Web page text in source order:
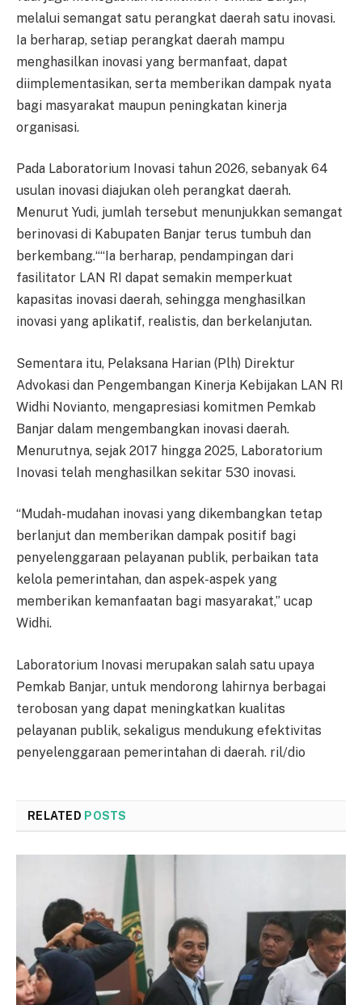
melalui semangat satu perangkat daerah satu inovasi.
Ia berharap, setiap perangkat daerah mampu
menghasilkan inovasi yang bermanfaat, dapat
diimplementasikan, serta memberikan dampak nyata
bagi masyarakat maupun peningkatan kinerja
organisasi.
Pada Laboratorium Inovasi tahun 2026, sebanyak 64
usulan inovasi diajukan oleh perangkat daerah.
Menurut Yudi, jumlah tersebut menunjukkan semangat
berinovasi di Kabupaten Banjar terus tumbuh dan
berkembang.““Ia berharap, pendampingan dari
fasilitator LAN RI dapat semakin memperkuat
kapasitas inovasi daerah, sehingga menghasilkan
inovasi yang aplikatif, realistis, dan berkelanjutan.
Sementara itu, Pelaksana Harian (Plh) Direktur
Advokasi dan Pengembangan Kinerja Kebijakan LAN RI
Widhi Novianto, mengapresiasi komitmen Pemkab
Banjar dalam mengembangkan inovasi daerah.
Menurutnya, sejak 2017 hingga 2025, Laboratorium
Inovasi telah menghasilkan sekitar 530 inovasi.
“Mudah-mudahan inovasi yang dikembangkan tetap
berlanjut dan memberikan dampak positif bagi
penyelenggaraan pelayanan publik, perbaikan tata
kelola pemerintahan, dan aspek-aspek yang
memberikan kemanfaatan bagi masyarakat,” ucap
Widhi.
Laboratorium Inovasi merupakan salah satu upaya
Pemkab Banjar, untuk mendorong lahirnya berbagai
terobosan yang dapat meningkatkan kualitas
pelayanan publik, sekaligus mendukung efektivitas
penyelenggaraan pemerintahan di daerah. ril/dio
RELATED POSTS